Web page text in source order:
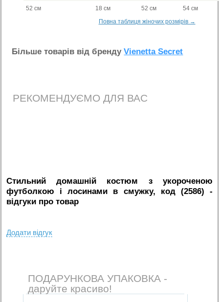
52 см 18 см 52 см
54 см
Повна таблиця жіночих розмірів →
Бiльше товарiв вiд брендуVienetta Secret
РЕКОМЕНДУЄМО ДЛЯ ВАС
Стильний домашній костюм з укороченою
футболкою і лосинами в смужку, код (2586) -
вiдгуки про товар
Додати вiдгук
ПОДАРУНКОВА УПАКОВКА -
даруйте красиво!